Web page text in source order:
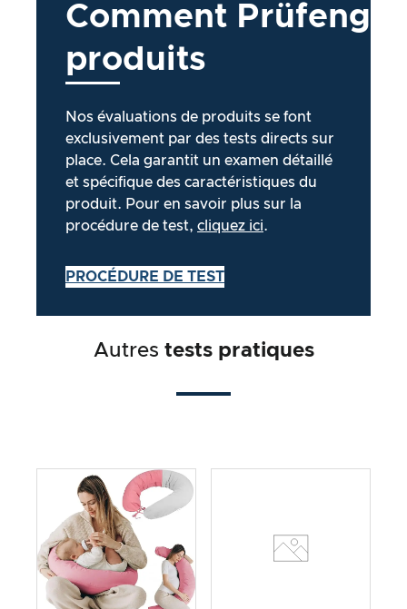
Comment Prüfengel
produits
Nos évaluations de produits se font
exclusivement par des tests directs sur
place. Cela garantit un examen détaillé
et spécifique des caractéristiques du
produit. Pour en savoir plus sur la
procédure de test, cliquez ici.
PROCÉDURE DE TEST
Autres tests pratiques